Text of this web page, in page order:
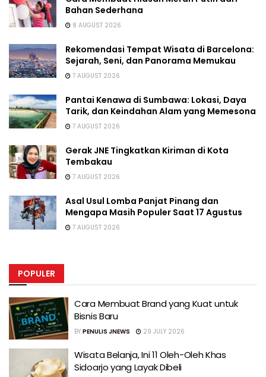
Bahan Sederhana
8 AUGUST 2026
Rekomendasi Tempat Wisata di Barcelona:
Sejarah, Seni, dan Panorama Memukau
7 AUGUST 2026
Pantai Kenawa di Sumbawa: Lokasi, Daya
Tarik, dan Keindahan Alam yang Memesona
7 AUGUST 2026
Gerak JNE Tingkatkan Kiriman di Kota
Tembakau
7 AUGUST 2026
Asal Usul Lomba Panjat Pinang dan
Mengapa Masih Populer Saat 17 Agustus
7 AUGUST 2026
POPULER
Cara Membuat Brand yang Kuat untuk
Bisnis Baru
BY PENULIS JNEWS 29 JULY 2026
Wisata Belanja, Ini 11 Oleh-Oleh Khas
Sidoarjo yang Layak Dibeli